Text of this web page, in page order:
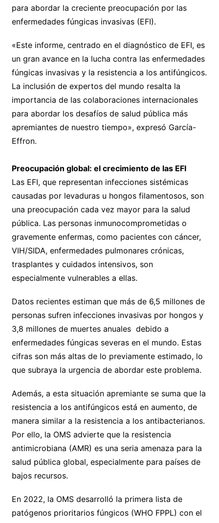
para abordar la creciente preocupación por las
enfermedades fúngicas invasivas (EFI).
«Este informe, centrado en el diagnóstico de EFI, es
un gran avance en la lucha contra las enfermedades
fúngicas invasivas y la resistencia a los antifúngicos.
La inclusión de expertos del mundo resalta la
importancia de las colaboraciones internacionales
para abordar los desafíos de salud pública más
apremiantes de nuestro tiempo», expresó García-
Effron.
Preocupación global: el crecimiento de las EFI
Las EFI, que representan infecciones sistémicas
causadas por levaduras u hongos filamentosos, son
una preocupación cada vez mayor para la salud
pública. Las personas inmunocomprometidas o
gravemente enfermas, como pacientes con cáncer,
VIH/SIDA, enfermedades pulmonares crónicas,
trasplantes y cuidados intensivos, son
especialmente vulnerables a ellas.
Datos recientes estiman que más de 6,5 millones de
personas sufren infecciones invasivas por hongos y
3,8 millones de muertes anuales debido a
enfermedades fúngicas severas en el mundo. Estas
cifras son más altas de lo previamente estimado, lo
que subraya la urgencia de abordar este problema.
Además, a esta situación apremiante se suma que la
resistencia a los antifúngicos está en aumento, de
manera similar a la resistencia a los antibacterianos.
Por ello, la OMS advierte que la resistencia
antimicrobiana (AMR) es una seria amenaza para la
salud pública global, especialmente para países de
bajos recursos.
En 2022, la OMS desarrolló la primera lista de
patógenos prioritarios fúngicos (WHO FPPL) con el